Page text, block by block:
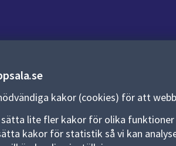
kakor (cookies) för att
sätta lite fler kakor för olika
kakor för statistik så vi kan
018-727 00 00